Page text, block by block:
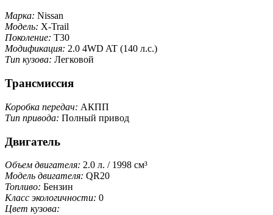
Марка: Nissan
Модель: X-Trail
Поколение: T30
Модификация: 2.0 4WD AT (140 л.с.)
Тип кузова: Легковой
Трансмиссия
Коробка передач: АКПП
Тип привода: Полный привод
Двигатель
Объем двигателя: 2.0 л. / 1998 см³
Модель двигателя: QR20
Топливо: Бензин
Класс экологичности: 0
Цвет кузова: